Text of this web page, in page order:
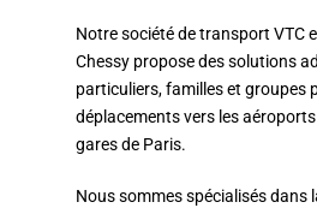
Notre société de transport VTC
Chessy propose des solutions
particuliers, familles et groupes
déplacements vers les
gares de Paris.
Nous sommes spécialisés dans